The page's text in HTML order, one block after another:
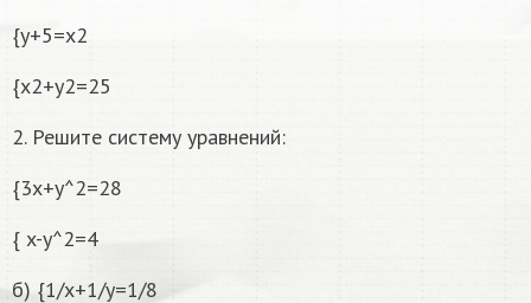
{y+5=x2
{x2+y2=25
2. Решите систему уравнений:
{3x+y^2=28
{ x-y^2=4
б) {1/x+1/y=1/8